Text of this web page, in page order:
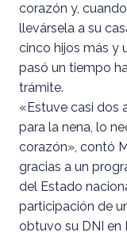
corazón y,
llevársela a su
cinco hijos más y
pasó un tiempo
trámite.
«Estuve casi dos
para la nena, lo
corazón», contó
gracias a un
del Estado
participación de
obtuvo su DNI en